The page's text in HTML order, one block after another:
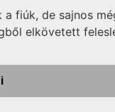
fiúk, de sajnos
elkövetett